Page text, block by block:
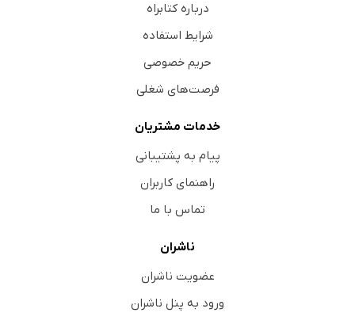
درباره کتابراه
شرایط استفاده
حریم خصوصی
فرصت‌های شغلی
خدمات مشتریان
پیام به پشتیبانی
راهنمای کاربران
تماس با ما
ناشران
عضویت ناشران
ورود به پنل ناشران